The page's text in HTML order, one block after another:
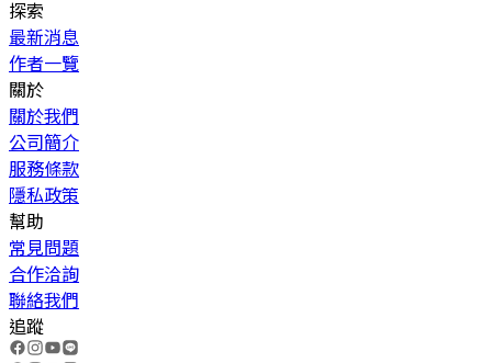
探索
最新消息
作者一覽
關於
關於我們
公司簡介
服務條款
隱私政策
幫助
常見問題
合作洽詢
聯絡我們
追蹤